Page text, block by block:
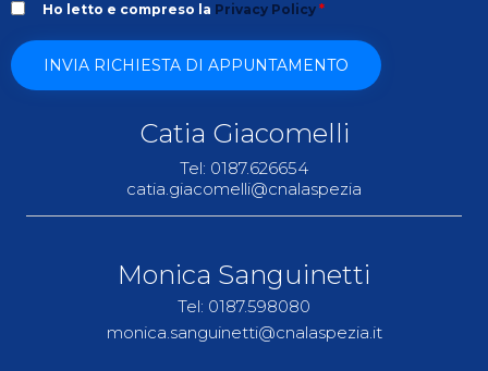
Ho letto e compreso la Privacy Policy *
Catia Giacomelli
Tel: 0187.626654
catia.giacomelli@cnalaspezia
Monica Sanguinetti
Tel: 0187.598080
monica.sanguinetti@cnalaspezia.it